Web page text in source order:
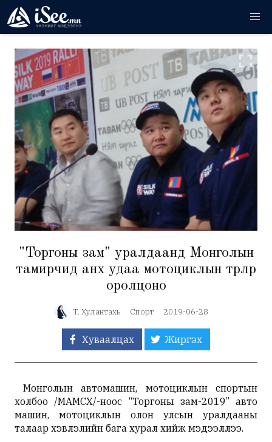
"Торгоны зам" уралдаанд Монголын
тамирчид анх удаа мотоциклын төрлөөр
оролцоно
Т. Хулантахь Спорт 2019-06-28
Хуваалцах Жиргэх
Монголын автомашин, мотоциклын спортын
холбоо /МАМСХ/-ноос “Торгоны зам-2019” авто
машин, мотоциклын олон улсын уралдааны
талаар хэвлэлийн бага хурал хийж мэдээллээ.